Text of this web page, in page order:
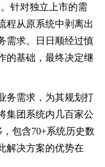
针对独立上市的需
程从原系统中剥离出
需求。日日顺经过慎
的基础，最终决定继
务需求，为其规划打
集团系统内几百家公
包含70+系统历史数
解决方案的优势在